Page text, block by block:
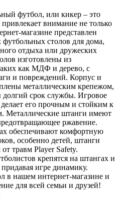
футбол, или кикер – это
привлекает внимание не только
магазине представлен
столов для дома,
отдыха или дружеских
изготовлены из
как МДФ и дерево, с
и повреждений. Корпус и
металлическим крепежом,
долгий срок службы. Игровое
его прочным и стойким к
Металлические штанги имеют
ржавение.
обеспечивают комфортную
особенно детей, штанги
травм Player Safety.
крепятся на штангах и
игре динамику.
в нашем интернет-магазине и
для всей семьи и друзей!